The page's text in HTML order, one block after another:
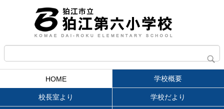
HOME 学校概要
校長室より 学校だより